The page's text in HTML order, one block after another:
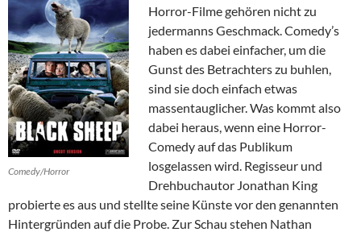
Comedy/Horror
Horror-Filme gehören nicht zu
jedermanns Geschmack. Comedy’s
haben es dabei einfacher, um die
Gunst des Betrachters zu buhlen,
sind sie doch einfach etwas
massentauglicher. Was kommt also
dabei heraus, wenn eine Horror-
Comedy auf das Publikum
losgelassen wird. Regisseur und
Drehbuchautor Jonathan King
probierte es aus und stellte seine Künste vor den genannten
Hintergründen auf die Probe. Zur Schau stehen Nathan